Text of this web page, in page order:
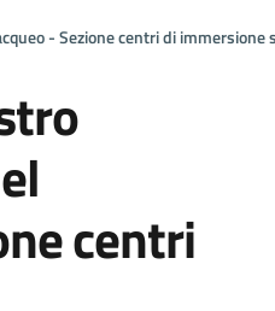
- Sezione centri di
centri